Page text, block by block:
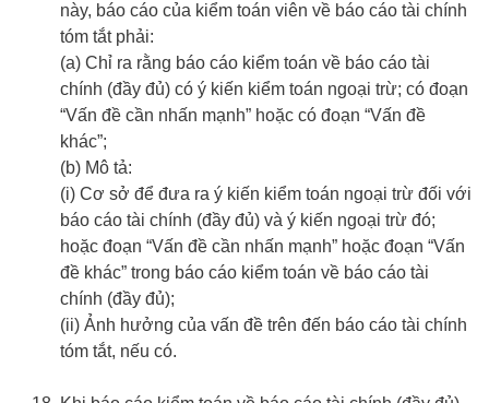
này, báo cáo của kiểm toán viên về báo cáo tài chính
tóm tắt phải:
(a) Chỉ ra rằng báo cáo kiểm toán về báo cáo tài
chính (đầy đủ) có ý kiến kiểm toán ngoại trừ; có đoạn
“Vấn đề cần nhấn mạnh” hoặc có đoạn “Vấn đề
khác”;
(b) Mô tả:
(i) Cơ sở để đưa ra ý kiến kiểm toán ngoại trừ đối với
báo cáo tài chính (đầy đủ) và ý kiến ngoại trừ đó;
hoặc đoạn “Vấn đề cần nhấn mạnh” hoặc đoạn “Vấn
đề khác” trong báo cáo kiểm toán về báo cáo tài
chính (đầy đủ);
(ii) Ảnh hưởng của vấn đề trên đến báo cáo tài chính
tóm tắt, nếu có.